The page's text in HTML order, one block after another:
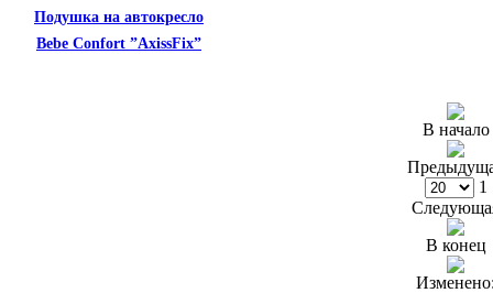
Подушка на автокресло
Bebe Confort ”AxissFix”
В начало
1
В конец